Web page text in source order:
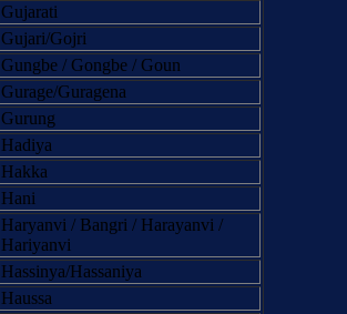
Gujarati
Gujari/Gojri
Gungbe / Gongbe / Goun
Gurage/Guragena
Gurung
Hadiya
Hakka
Hani
Haryanvi / Bangri / Harayanvi /
Hariyanvi
Hassinya/Hassaniya
Haussa